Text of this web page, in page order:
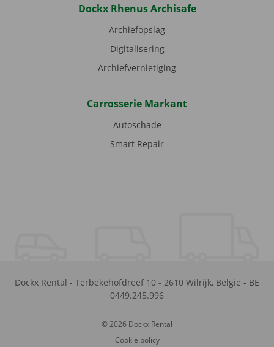
Dockx Rhenus Archisafe
Archiefopslag
Digitalisering
Archiefvernietiging
Carrosserie Markant
Autoschade
Smart Repair
Dockx Rental - Terbekehofdreef 10 - 2610 Wilrijk, België - BE
0449.245.996
© 2026 Dockx Rental
Cookie policy